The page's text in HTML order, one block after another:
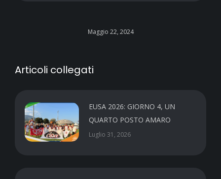
Maggio 22, 2024
Articoli collegati
EUSA 2026: GIORNO 4, UN
QUARTO POSTO AMARO
Luglio 31, 2026